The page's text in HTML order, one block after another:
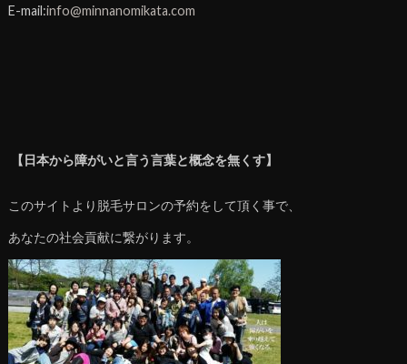
E-mail:info@minnanomikata.com
【日本から障がいと言う言葉と概念を無くす】
このサイトより脱毛サロンの予約をして頂く事で、
あなたの社会貢献に繋がります。